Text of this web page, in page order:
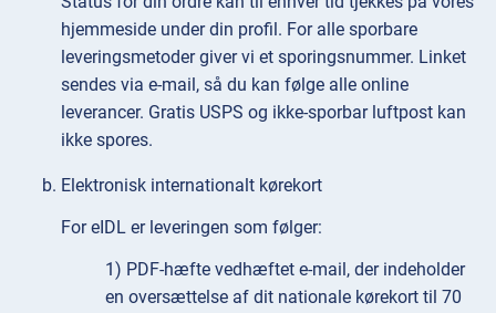
hjemmeside under din profil. For alle sporbare
leveringsmetoder giver vi et sporingsnummer. Linket
sendes via e-mail, så du kan følge alle online
leverancer. Gratis USPS og ikke-sporbar luftpost kan
ikke spores.
Elektronisk internationalt kørekort
For eIDL er leveringen som følger:
1) PDF-hæfte vedhæftet e-mail, der indeholder
en oversættelse af dit nationale kørekort til 70